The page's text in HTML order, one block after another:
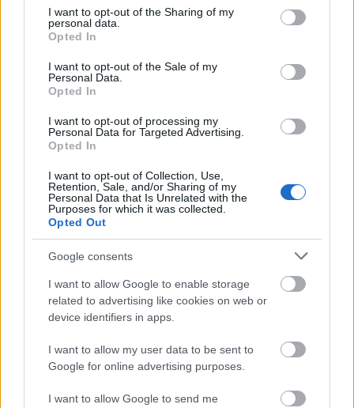
not limited to your visit or usage behaviour. You may click to
grant or deny consent to Google and its third-party tags to
use your data for below specified purposes in below Google
consent section.
I want to opt-out of the Sharing of my
personal data.
Opted In
I want to opt-out of the Sale of my
Personal Data.
Opted In
I want to opt-out of processing my
Personal Data for Targeted Advertising.
Opted In
I want to opt-out of Collection, Use,
Retention, Sale, and/or Sharing of my
Personal Data that Is Unrelated with the
Purposes for which it was collected.
Opted Out
Google consents
I want to allow Google to enable storage
related to advertising like cookies on web or
device identifiers in apps.
I want to allow my user data to be sent to
Google for online advertising purposes.
I want to allow Google to send me
Látlelet a hazai víziközművekről? Egyetlen, fél
Helyi hírek
tehermentesíti a villamosenergia-rendszert a
STRABAG